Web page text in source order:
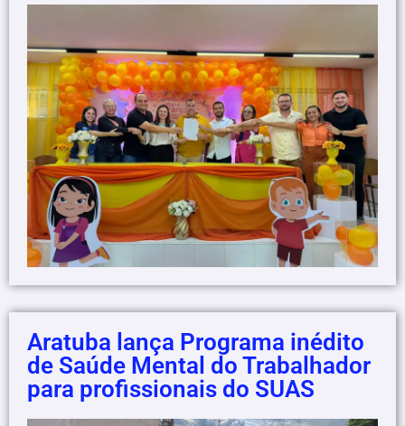
Aratuba lança Programa inédito
de Saúde Mental do Trabalhador
para profissionais do SUAS